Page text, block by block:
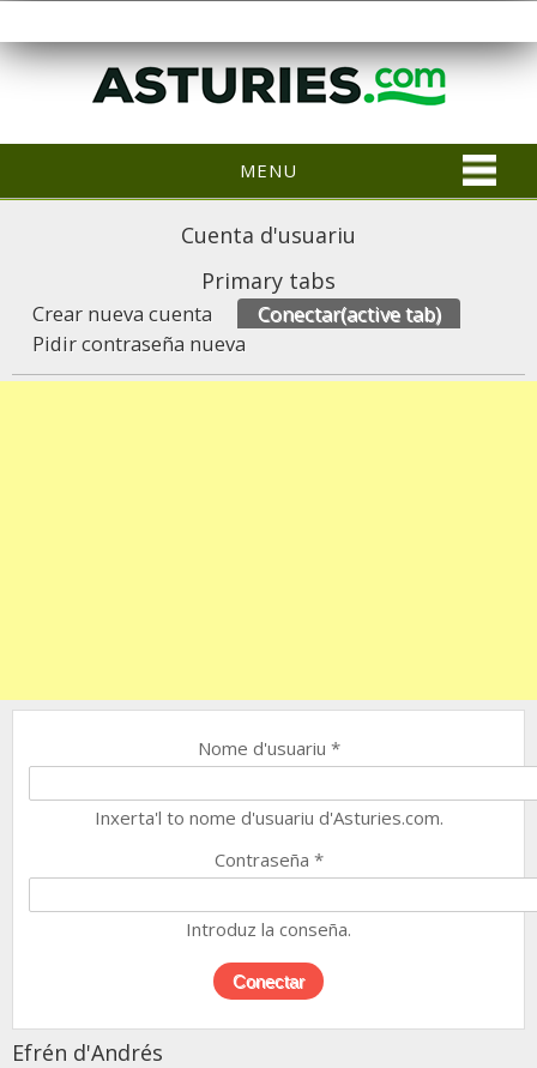
MENU
Cuenta d'usuariu
Primary tabs
Crear nueva cuenta Conectar(active tab)
Pidir contraseña nueva
Nome d'usuariu *
Inxerta'l to nome d'usuariu d'Asturies.com.
Contraseña *
Introduz la conseña.
Efrén d'Andrés